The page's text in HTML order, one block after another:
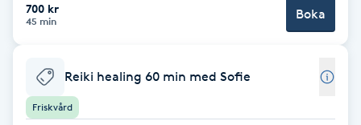
Barber
Barnklippning
BIAB
700 kr
45 min Boka
Reiki healing 60 min med Sofie
Friskvård